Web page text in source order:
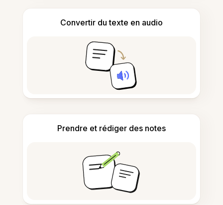
Convertir du texte en audio
Prendre et rédiger des notes